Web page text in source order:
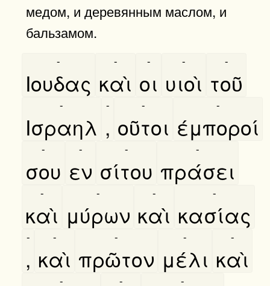
медом, и деревянным маслом, и
бальзамом.
Ιουδας
-
καὶ
-
οι
-
υιοὶ
-
τοῦ
-
Ισραηλ
-
,
-
οῦτοι
-
έμποροί
-
σου
-
εν
-
σίτου
-
πράσει
-
καὶ
-
μύρων
-
καὶ
-
κασίας
-
,
-
καὶ
-
πρῶτον
-
μέλι
-
καὶ
-
- - -